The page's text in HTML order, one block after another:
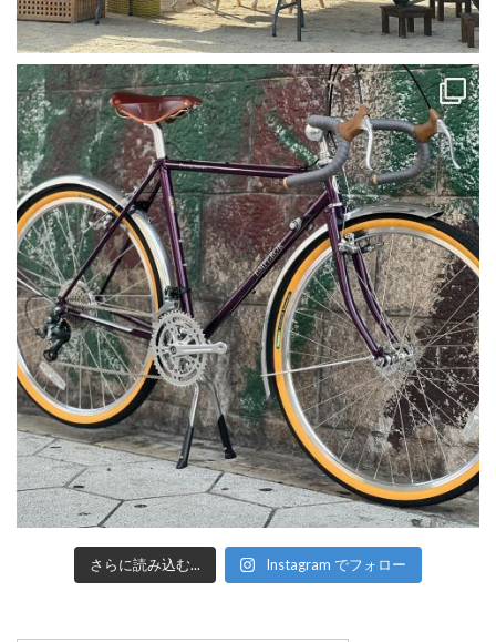
さらに読み込む... Instagram でフォロー